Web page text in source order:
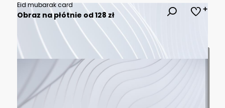
Eid mubarak card
Obraz na płótnie od 128 zł